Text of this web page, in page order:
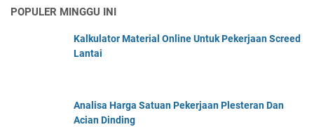
POPULER MINGGU INI
Kalkulator Material Online Untuk Pekerjaan Screed
Lantai
Analisa Harga Satuan Pekerjaan Plesteran Dan
Acian Dinding